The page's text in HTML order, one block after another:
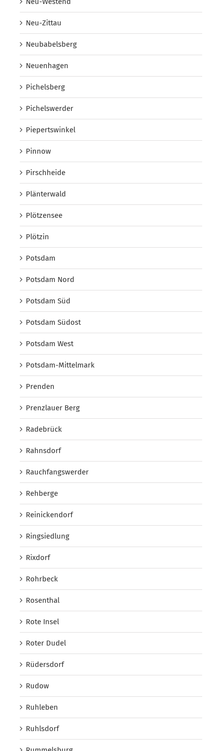
Neu-Zittau
Neubabelsberg
Neuenhagen
Pichelsberg
Pichelswerder
Piepertswinkel
Pinnow
Pirschheide
Plänterwald
Plötzensee
Plötzin
Potsdam
Potsdam Nord
Potsdam Süd
Potsdam Südost
Potsdam West
Potsdam-Mittelmark
Prenden
Prenzlauer Berg
Radebrück
Rahnsdorf
Rauchfangswerder
Rehberge
Reinickendorf
Ringsiedlung
Rixdorf
Rohrbeck
Rosenthal
Rote Insel
Roter Dudel
Rüdersdorf
Rudow
Ruhleben
Ruhlsdorf